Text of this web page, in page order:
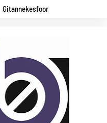
Gitannekesfoor